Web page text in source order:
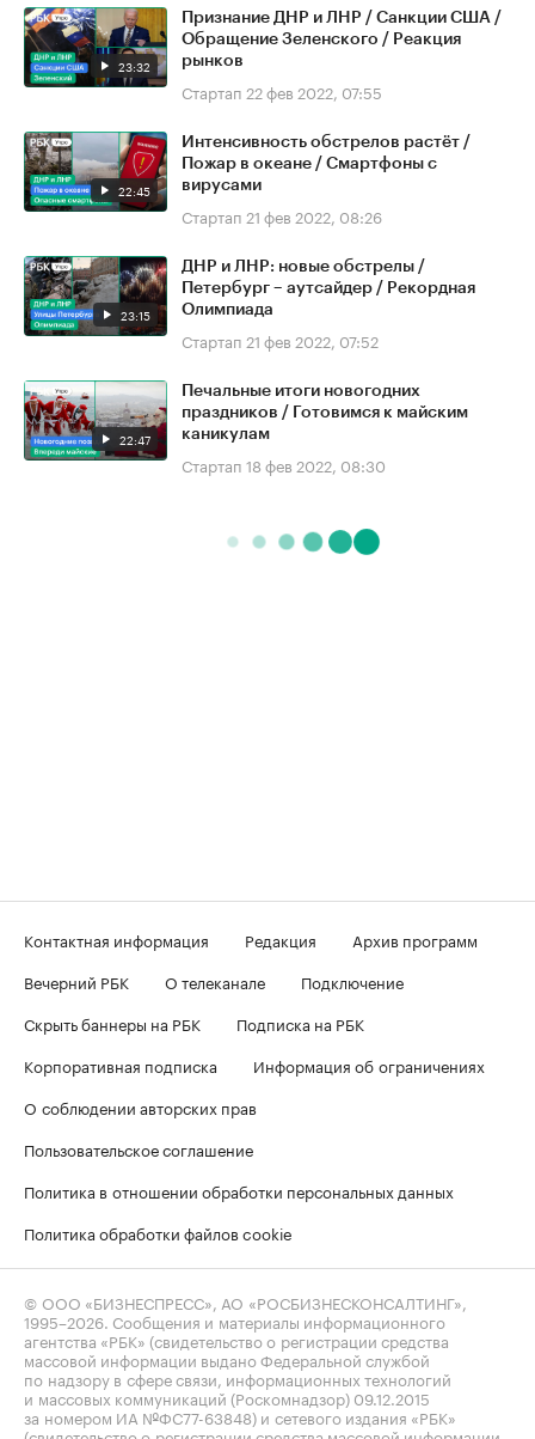
23:32
Признание ДНР и ЛНР / Санкции США /
Обращение Зеленского / Реакция
рынков
Стартап 22 фев 2022, 07:55
22:45
Интенсивность обстрелов растёт /
Пожар в океане / Смартфоны с
вирусами
Стартап 21 фев 2022, 08:26
23:15
ДНР и ЛНР: новые обстрелы /
Петербург – аутсайдер / Рекордная
Олимпиада
Стартап 21 фев 2022, 07:52
22:47
Печальные итоги новогодних
праздников / Готовимся к майским
каникулам
Стартап 18 фев 2022, 08:30
Контактная информация Редакция
Архив программ
Вечерний РБК
О телеканале
Подключение
Скрыть баннеры на РБК
Подписка на РБК
Корпоративная подписка
Информация об ограничениях
О соблюдении авторских прав
Пользовательское соглашение
Политика в отношении обработки персональных данных
Политика обработки файлов cookie
© ООО «БИЗНЕСПРЕСС», АО «РОСБИЗНЕСКОНСАЛТИНГ»,
1995–2026 . Сообщения и материалы информационного
агентства «РБК» (свидетельство о регистрации средства
массовой информации выдано Федеральной службой
по надзору в сфере связи, информационных технологий
и массовых коммуникаций (Роскомнадзор) 09.12.2015
за номером ИА №ФС77-63848) и сетевого издания «РБК»